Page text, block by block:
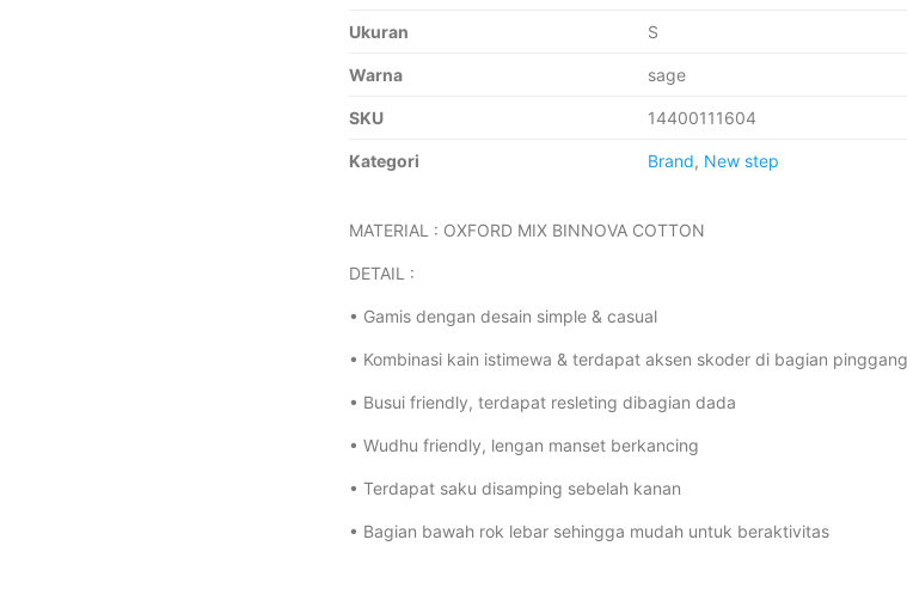
Ukuran S
Warna sage
SKU 14400111604
Kategori Brand, New step
MATERIAL : OXFORD MIX BINNOVA COTTON
DETAIL :
• Gamis dengan desain simple & casual
• Kombinasi kain istimewa & terdapat aksen skoder di bagian pinggang
• Busui friendly, terdapat resleting dibagian dada
• Wudhu friendly, lengan manset berkancing
• Terdapat saku disamping sebelah kanan
• Bagian bawah rok lebar sehingga mudah untuk beraktivitas